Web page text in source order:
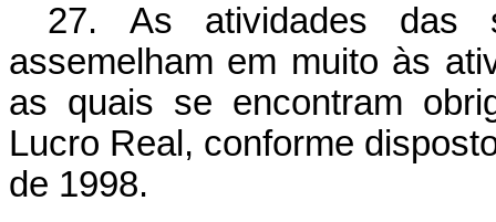
27. As atividades das
assemelham em muito às
as quais se encontram
Lucro Real, conforme
de 1998.